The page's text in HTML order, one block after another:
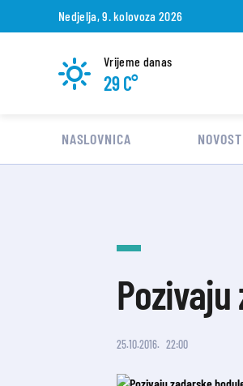
Nedjelja, 9. kolovoza 2026
Vrijeme danas
29 C°
NASLOVNICA
25.10.2016. 22:00